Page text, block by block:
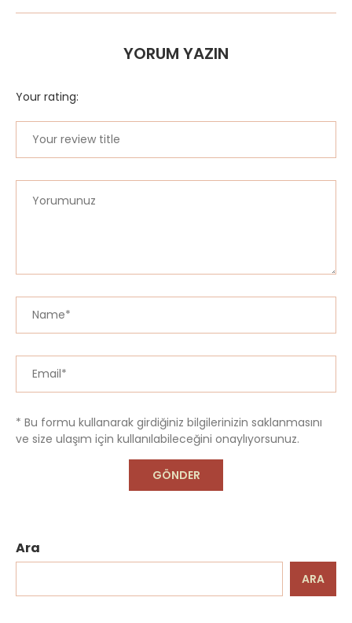
YORUM YAZIN
Your rating:
* Bu formu kullanarak girdiğiniz bilgilerinizin saklanmasını
ve size ulaşım için kullanılabileceğini onaylıyorsunuz.
Ara
ARA